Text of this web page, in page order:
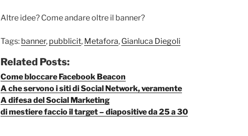
Altre idee? Come andare oltre il banner?
Tags: banner, pubblicit, Metafora, Gianluca Diegoli
Related Posts:
Come bloccare Facebook Beacon
A che servono i siti di Social Network, veramente
A difesa del Social Marketing
di mestiere faccio il target – diapositive da 25 a 30